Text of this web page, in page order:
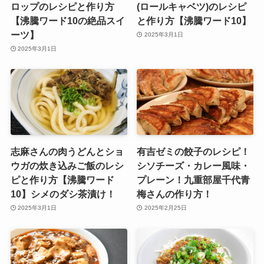
ロップのレシピと作り方
【沸騰ワード10の絶品スイ
ーツ】
2025年3月1日
(ロールキャベツ)のレシピ
と作り方【沸騰ワード10】
2025年3月1日
志麻さんの肉うどんとショ
ウガの炊き込みご飯のレシ
ピと作り方【沸騰ワード
10】シメのダシ茶漬け！
2025年3月1日
有吉ゼミの餃子のレシピ！
シソチーズ・カレー風味・
プレーン！九重部屋千代青
梅さんの作り方！
2025年2月25日